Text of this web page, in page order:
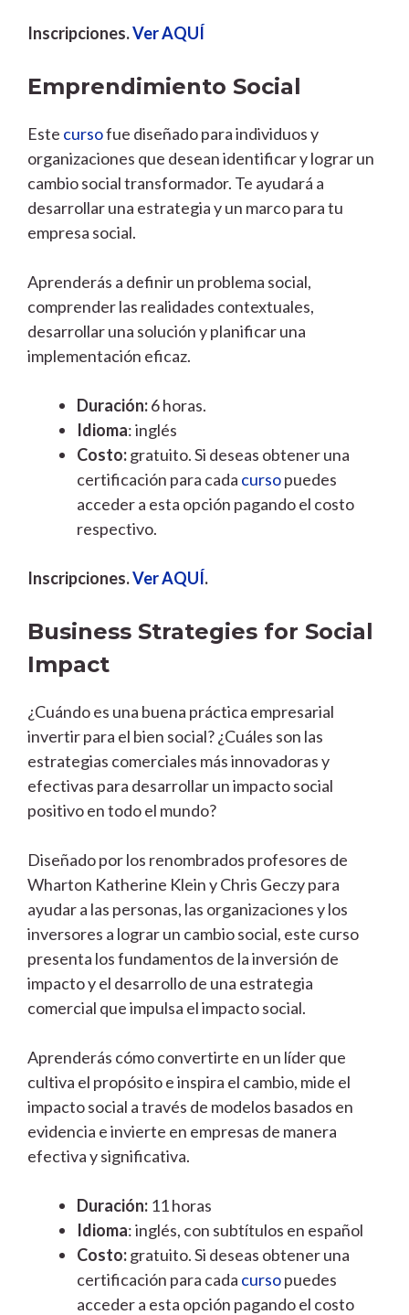
Inscripciones.Ver AQUÍ
Emprendimiento Social
Este cursofue diseñado para individuos y
organizaciones que desean identificar y lograr un
cambio social transformador. Te ayudará a
desarrollar una estrategia y un marco para tu
empresa social.
Aprenderás a definir un problema social,
comprender las realidades contextuales,
desarrollar una solución y planificar una
implementación eficaz.
Duración:6 horas.
Idioma: inglés
Costo:gratuito. Si deseas obtener una
certificación para cada cursopuedes
acceder a esta opción pagando el costo
respectivo.
Inscripciones.Ver AQUÍ.
Business Strategies for Social
Impact
¿Cuándo es una buena práctica empresarial
invertir para el bien social? ¿Cuáles son las
estrategias comerciales más innovadoras y
efectivas para desarrollar un impacto social
positivo en todo el mundo?
Diseñado por los renombrados profesores de
Wharton Katherine Klein y Chris Geczy para
ayudar a las personas, las organizaciones y los
inversores a lograr un cambio social, este curso
presenta los fundamentos de la inversión de
impacto y el desarrollo de una estrategia
comercial que impulsa el impacto social.
Aprenderás cómo convertirte en un líder que
cultiva el propósito e inspira el cambio, mide el
impacto social a través de modelos basados en
evidencia e invierte en empresas de manera
efectiva y significativa.
Duración: 11 horas
Idioma: inglés, con subtítulos en español
Costo:gratuito. Si deseas obtener una
certificación para cada cursopuedes
acceder a esta opción pagando el costo